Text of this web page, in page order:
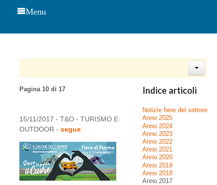
Menu
Indice articoli
Notizie fiere del settore
Anno 2025
Anno 2024
Anno 2023
Anno 2022
Anno 2021
Anno 2020
Anno 2019
Anno 2018
Anno 2017
Pagina 10 di 17
15/11/2017 - T&O - TURISMO E
OUTDOOR - segue